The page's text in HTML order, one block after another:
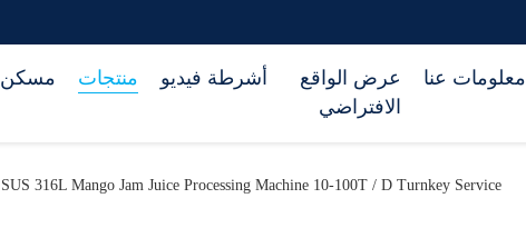
مسكن منتجات أشرطة فيديو
عرض الواقع
الافتراضي
معلومات عنا
SUS 316L Mango Jam Juice Processing Machine 10-100T / D Turnkey Service